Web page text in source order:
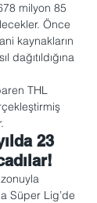
milyon 85
Önce
kaynakların
dağıtıldığına
THL
23
Süper Lig’de